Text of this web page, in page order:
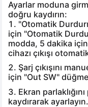
Ayarlar moduna
doğru kaydırın:
"Otomatik
için "Otomatik
modda, 5 dakika
cihazı çıkışı
Şarj çıkışını
için "Out SW"
Ekran
kaydırarak ayarlayın.